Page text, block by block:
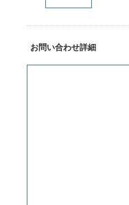
お問い合わせ詳細